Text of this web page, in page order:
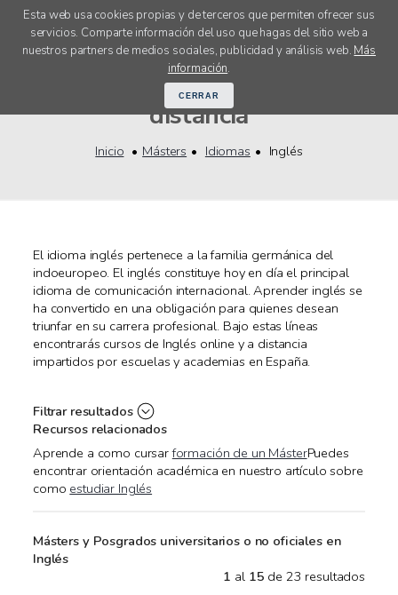
Esta web usa cookies propias y de terceros que permiten ofrecer sus
servicios. Comparte información del uso que hagas del sitio web a
nuestros partners de medios sociales, publicidad y análisis web. Más
información.
CERRAR
menú
Másters Inglés online y a
distancia
Inicio Másters Idiomas Inglés
El idioma inglés pertenece a la familia germánica del
indoeuropeo. El inglés constituye hoy en día el principal
idioma de comunicación internacional. Aprender inglés se
ha convertido en una obligación para quienes desean
triunfar en su carrera profesional. Bajo estas líneas
encontrarás cursos de Inglés online y a distancia
impartidos por escuelas y academias en España.
Filtrar resultados
Recursos relacionados
Aprende a como cursarformación de un MásterPuedes
encontrar orientación académica en nuestro artículo sobre
como estudiar Inglés
Másters y Posgrados universitarios o no oficiales en
Inglés
1 al 15 de 23 resultados